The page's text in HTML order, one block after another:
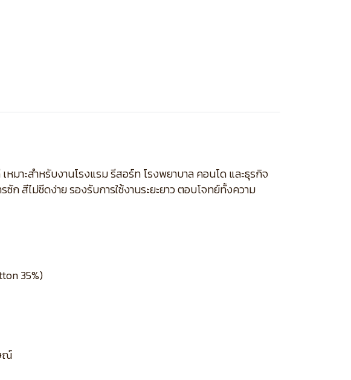
าะสำหรับงานโรงแรม รีสอร์ท โรงพยาบาล คอนโด และธุรกิจ
สีไม่ซีดง่าย รองรับการใช้งานระยะยาว ตอบโจทย์ทั้งความ
35%)
ณ์